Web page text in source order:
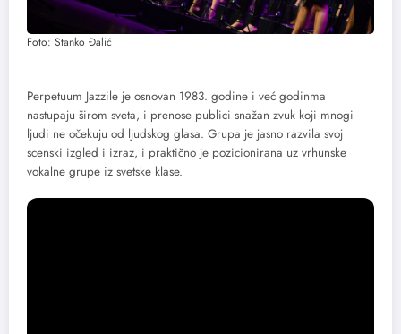
Foto: Stanko Đalić
Perpetuum Jazzile je osnovan 1983. godine i već godinma
nastupaju širom sveta, i prenose publici snažan zvuk koji mnogi
ljudi ne očekuju od ljudskog glasa. Grupa je jasno razvila svoj
scenski izgled i izraz, i praktično je pozicionirana uz vrhunske
vokalne grupe iz svetske klase.